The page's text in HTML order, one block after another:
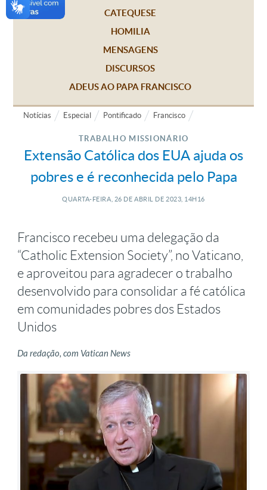
CATEQUESE
HOMILIA
MENSAGENS
DISCURSOS
ADEUS AO PAPA FRANCISCO
Notícias Especial Pontificado Francisco
TRABALHO MISSIONÁRIO
Extensão Católica dos EUA ajuda os
pobres e é reconhecida pelo Papa
QUARTA-FEIRA, 26 DE ABRIL DE 2023, 14H16
Francisco recebeu uma delegação da
“Catholic Extension Society”, no Vaticano,
e aproveitou para agradecer o trabalho
desenvolvido para consolidar a fé católica
em comunidades pobres dos Estados
Unidos
Da redação, com Vatican News